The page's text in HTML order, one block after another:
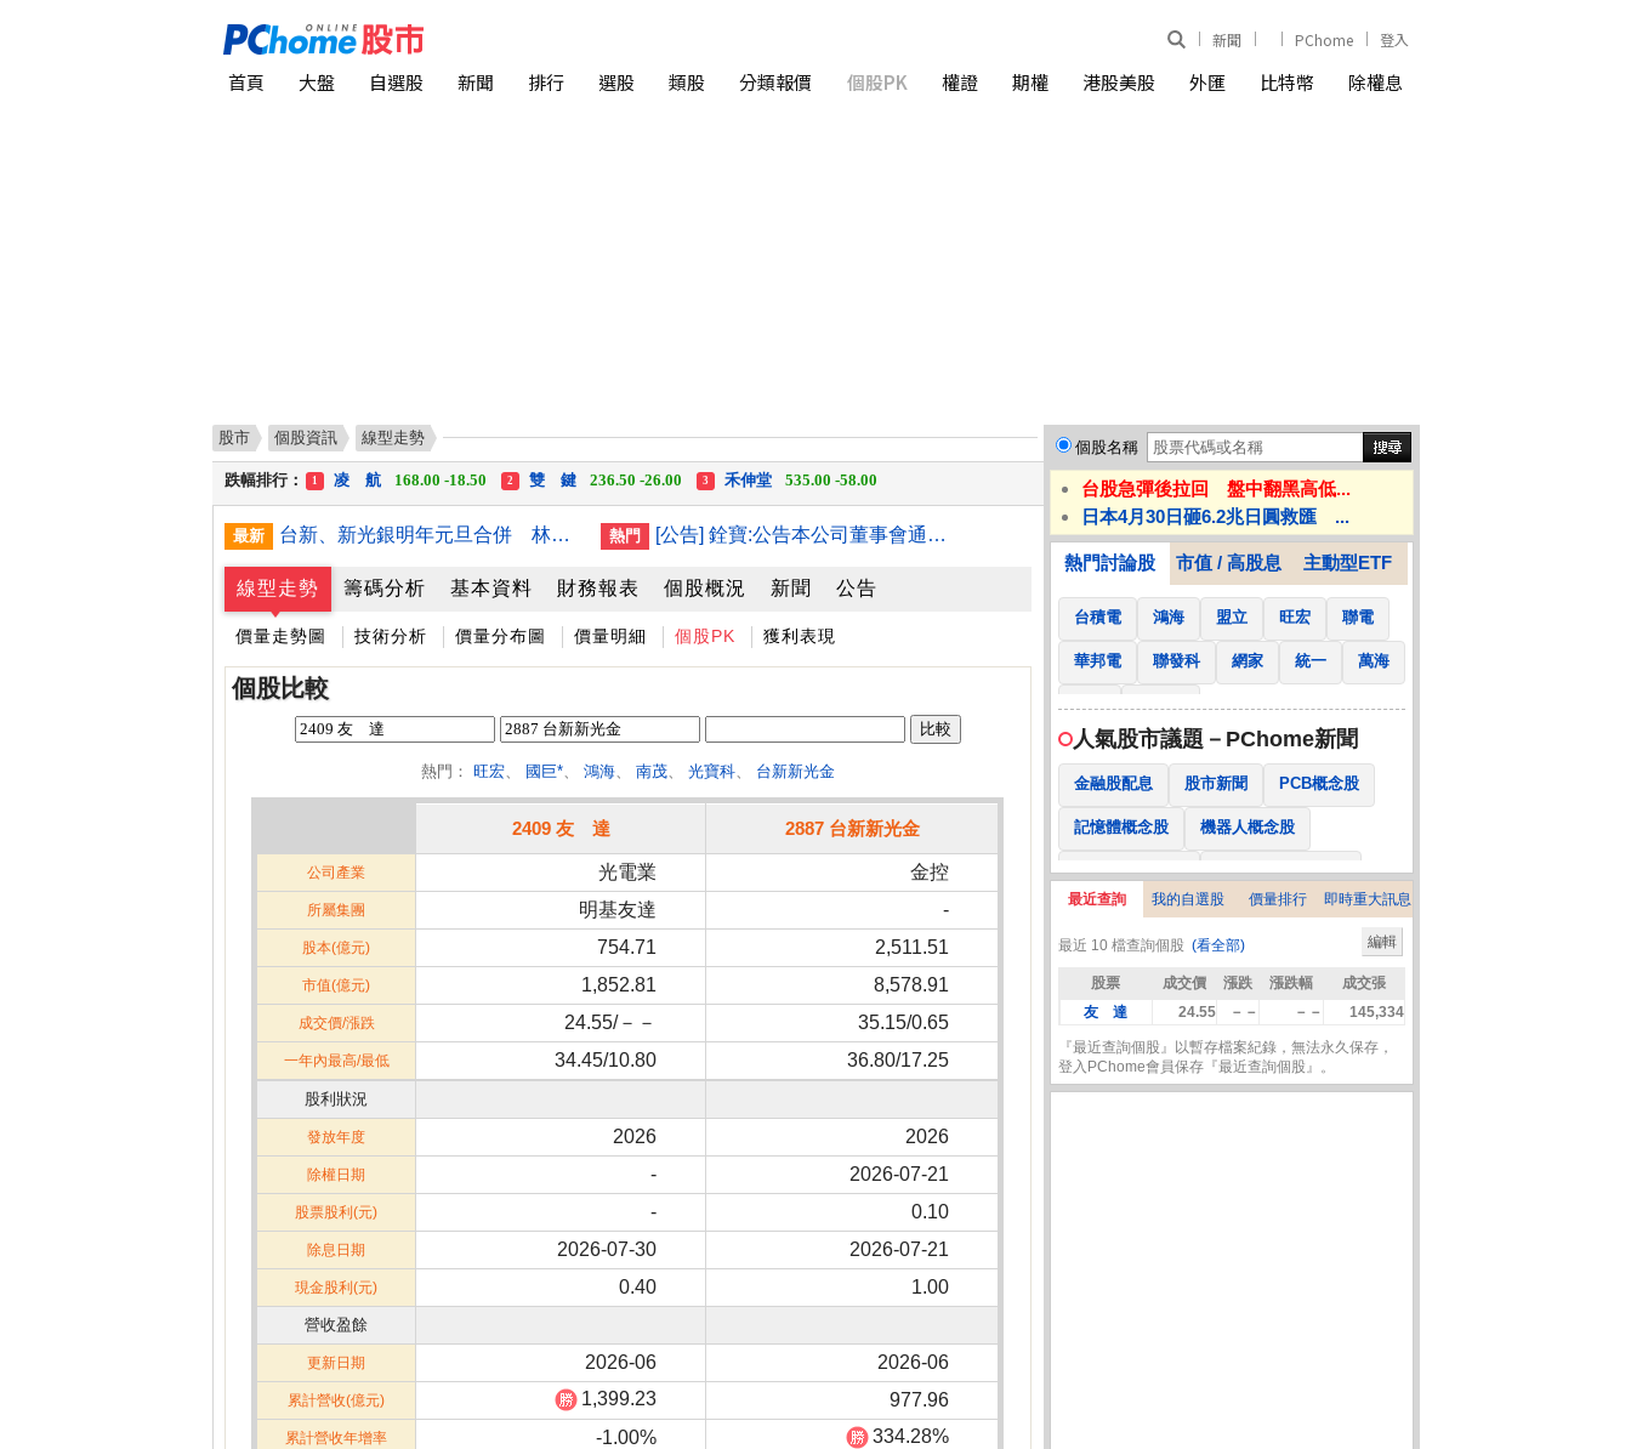
新聞 PChome 登入
首頁 大盤 自選股 新聞 排行 選股 類股 分類報價 個股PK 權證 期權 港股美股 外匯 比特幣 除權息
股市 個股資訊 線型走勢
漲幅排行： 1 川 湖11,110.00 +1,010.00 中化生35.75 +3.25 柏 騰28.15 +2.55
跌幅排行：
1 凌 航 168.00 -18.50 2 雙 鍵 236.50 -26.00 3 禾伸堂
535.00 -58.00
跌停排行：
236.50 -26.00
最新 台新、新光銀明年元旦合併 林維俊：業務發展更均衡 熱門 [公告] 銓寶:公告本公司董事會通過民國115年第二季合併財務報告
線型走勢 籌碼分析 基本資料 財務報表 個股概況 新聞 公告
價量走勢圖 技術分析 價量分布圖 價量明細 個股PK 獲利表現
個股比較
熱門： 旺宏、 國巨*、 鴻海、 南茂、 光寶科、 台新新光金
2409 友 達 2887 台新新光金
公司產業 光電業 金控
所屬集團 明基友達 -
股本(億元) 754.71 2,511.51
市值(億元) 1,852.81 8,578.91
成交價/漲跌 24.55/－－ 35.15/0.65
一年內最高/最低 34.45/10.80 36.80/17.25
股利狀況
發放年度 2026 2026
除權日期 - 2026-07-21
股票股利(元) - 0.10
除息日期 2026-07-30 2026-07-21
現金股利(元) 0.40 1.00
營收盈餘
更新日期 2026-06 2026-06
累計營收(億元) 1,399.23 977.96
累計營收年增率 -1.00% 334.28%
個股名稱
台股急彈後拉回 盤中翻黑高低...
日本4月30日砸6.2兆日圓救匯 ...
熱門討論股 市值 / 高股息 主動型ETF
台積電 鴻海 盟立 旺宏 聯電
華邦電 聯發科 網家 統一 萬海
南亞 國泰金
人氣股市議題－PChome新聞
金融股配息 股市新聞 PCB概念股
記憶體概念股 機器人概念股
低軌衛星概念股 CPO、BBU概念股
2025金融股配息 AI眼鏡概念股
降息概念股 儲能概念股 甲骨文概念股
股東會紀念品
最近查詢 我的自選股 價量排行 即時重大訊息
最近 10 檔查詢個股 (看全部) 編輯
股票 成交價 漲跌 漲跌幅
成交張
友 達
24.55 －－ －－ 145,334
『最近查詢個股』以暫存檔案紀錄，無法永久保存，
登入PChome會員保存『最近查詢個股』。